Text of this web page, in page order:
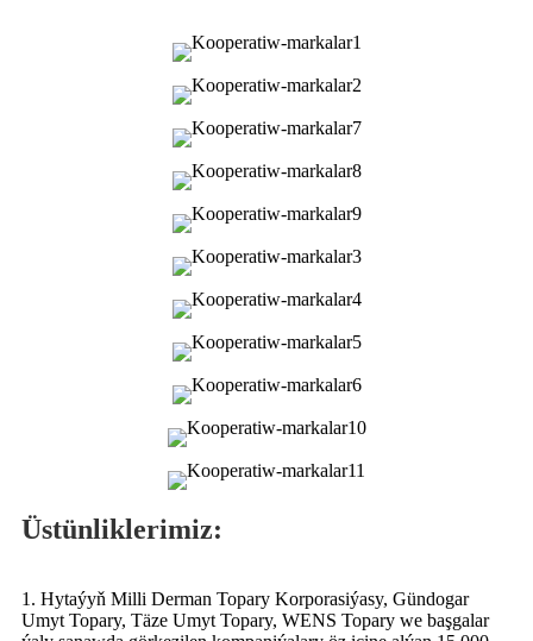
Üstünliklerimiz:
1. Hytaýyň Milli Derman Topary Korporasiýasy, Gündogar
Umyt Topary, Täze Umyt Topary, WENS Topary we başgalar